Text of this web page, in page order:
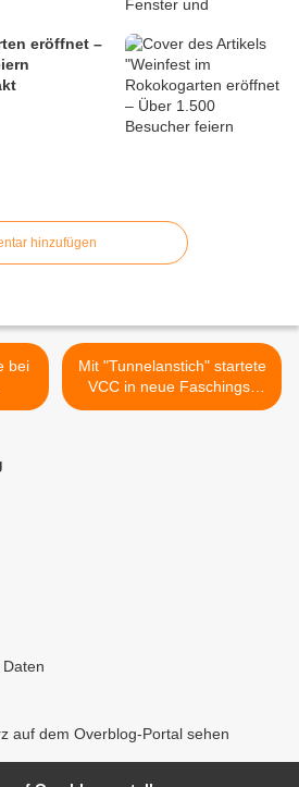
eröffnet –
hinzufügen
Mit "Tunnelanstich" startete
VCC in neue Faschings-
Session >
auf dem Overblog-Portal sehen